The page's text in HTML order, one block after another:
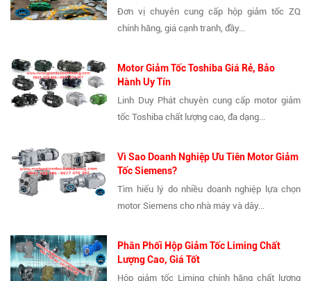
Đơn vị chuyên cung cấp hộp giảm tốc ZQ
chính hãng, giá cạnh tranh, đầy...
Motor Giảm Tốc Toshiba Giá Rẻ, Bảo
Hành Uy Tín
Linh Duy Phát chuyên cung cấp motor giảm
tốc Toshiba chất lượng cao, đa dạng...
Vì Sao Doanh Nghiệp Ưu Tiên Motor Giảm
Tốc Siemens?
Tìm hiểu lý do nhiều doanh nghiệp lựa chọn
motor Siemens cho nhà máy và dây...
Phân Phối Hộp Giảm Tốc Liming Chất
Lượng Cao, Giá Tốt
Hộp giảm tốc Liming chính hãng chất lượng